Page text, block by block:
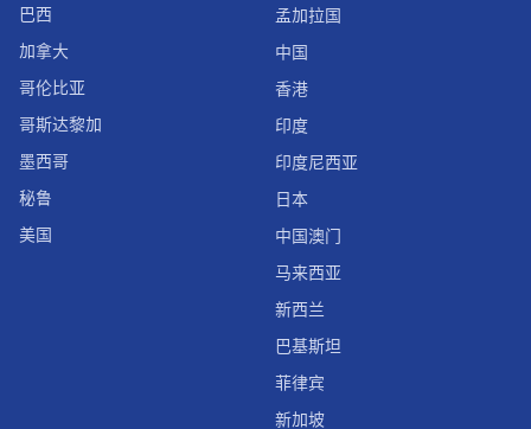
巴西
加拿大
哥伦比亚
哥斯达黎加
墨西哥
秘鲁
美国
孟加拉国
中国
香港
印度
印度尼西亚
日本
中国澳门
马来西亚
新西兰
巴基斯坦
菲律宾
新加坡